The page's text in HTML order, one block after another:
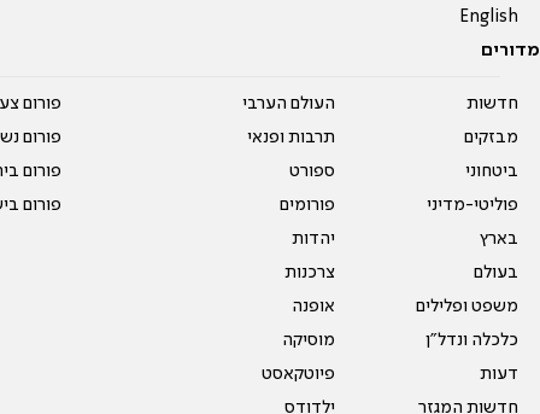
English
מדורים
חדשות
מבזקים
ביטחוני
פוליטי-מדיני
בארץ
בעולם
משפט ופלילים
כלכלה ונדל"ן
דעות
חדשות המגזר
העולם הערבי
תרבות ופנאי
ספורט
פורומים
יהדות
צרכנות
אופנה
מוסיקה
פיוטקאסט
ילדודס
פורום
פורום
פורום
פורום